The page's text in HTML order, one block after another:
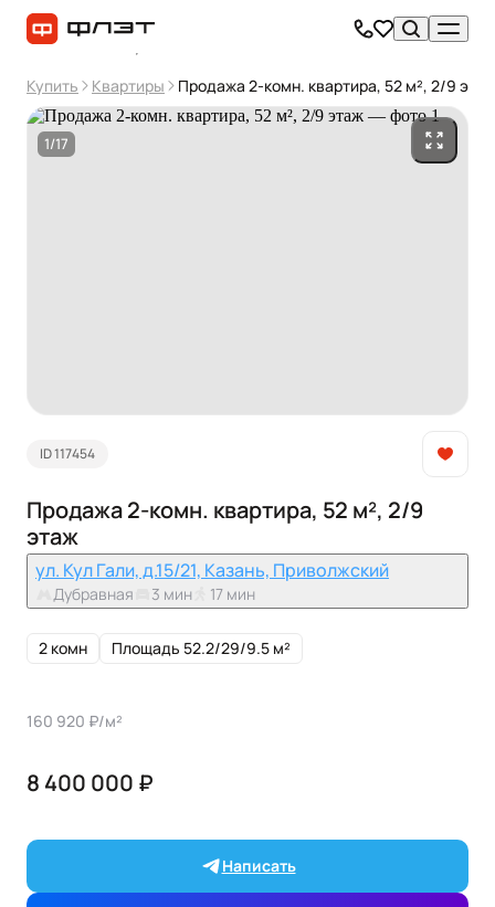
Купить Квартиры Продажа 2-комн. квартира, 52 м², 2/9 этаж
1/17
ID 117454
Продажа 2-комн. квартира, 52 м², 2/9
этаж
ул. Кул Гали, д.15/21, Казань, Приволжский
Дубравная 3 мин 17 мин
2 комн Площадь 52.2/29/9.5 м²
160 920 ₽/м²
8 400 000 ₽
Написать